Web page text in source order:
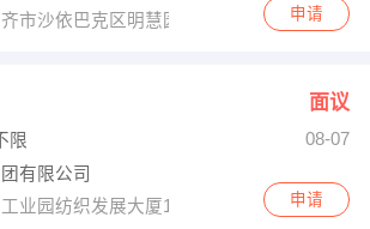
市沙依巴克区明慧园C座716号2209室
申请
面议
限
08-07
有限公司
工业园纺织发展大厦15楼/乌鲁木齐经开区
申请